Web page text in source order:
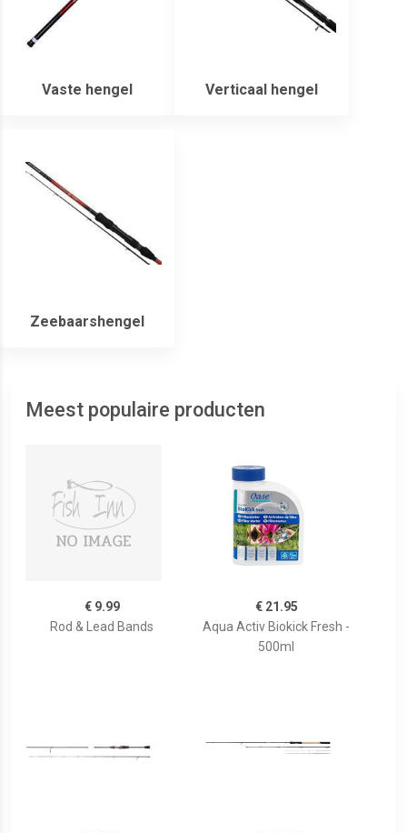
Vaste hengel Verticaal hengel
Zeebaarshengel
Meest populaire producten
€ 9.99
Rod & Lead Bands
€ 21.95
Aqua Activ Biokick Fresh -
500ml